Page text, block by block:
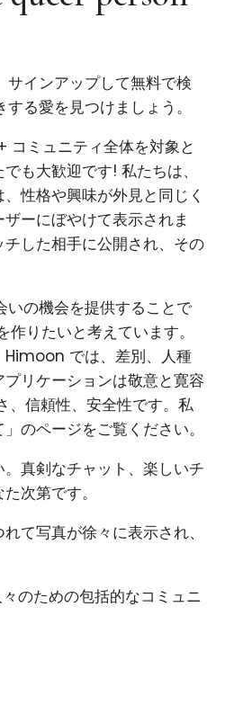
インアップして無料で検
る愛を見つけましょう。
コミュニティ全体を対象と
も大歓迎です! 私たちは、
性格や興味が外見と同じく
ーにぼやけて表示されま
した相手に公開され、その
の機会を提供することで
りたいと考えています。
Himoon では、差別、人種
リケーションは敬意と寛容
、信頼性、安全性です。私
のページをご覧ください。
真剣なチャット、楽しいチ
次第です。
て写真が徐々に表示され、
のための包括的なコミュニ